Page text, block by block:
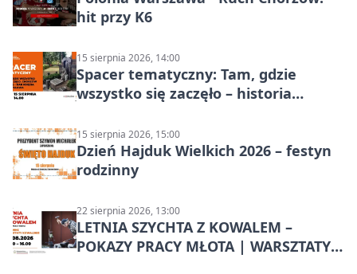
hit przy K6
15 sierpnia 2026, 14:00
Spacer tematyczny: Tam, gdzie
wszystko się zaczęło – historia
15 sierpnia 2026, 15:00
Dzień Hajduk Wielkich 2026 – festyn
rodzinny
22 sierpnia 2026, 13:00
LETNIA SZYCHTA Z KOWALEM –
POKAZY PRACY MŁOTA | WARSZTATY